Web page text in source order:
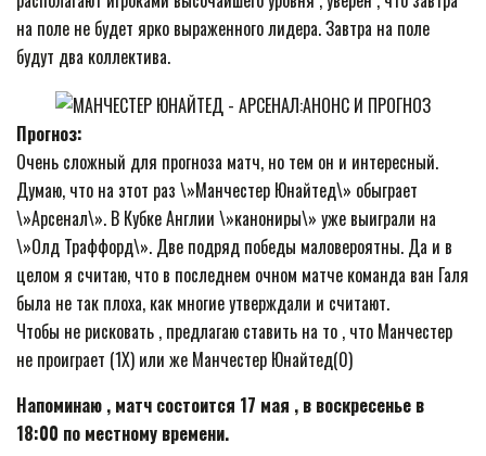
на поле не будет ярко выраженного лидера. Завтра на поле
будут два коллектива.
Прогноз:
Очень сложный для прогноза матч, но тем он и интересный.
Думаю, что на этот раз \»Манчестер Юнайтед\» обыграет
\»Арсенал\». В Кубке Англии \»канониры\» уже выиграли на
\»Олд Траффорд\». Две подряд победы маловероятны. Да и в
целом я считаю, что в последнем очном матче команда ван Галя
была не так плоха, как многие утверждали и считают.
Чтобы не рисковать , предлагаю ставить на то , что Манчестер
не проиграет (1Х) или же Манчестер Юнайтед(0)
Напоминаю , матч состоится 17 мая , в воскресенье в
18:00 по местному времени.